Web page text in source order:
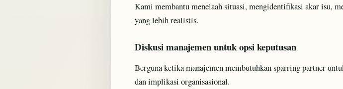
Kami membantu menelaah situasi, mengidentifikasi akar isu,
yang lebih realistis.
Diskusi manajemen untuk opsi keputusan
Berguna ketika manajemen membutuhkan sparring partner
dan implikasi organisasional.